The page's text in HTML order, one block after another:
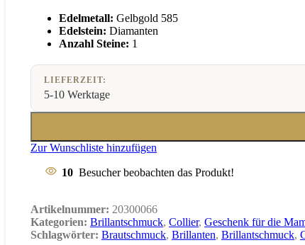
Edelmetall: Gelbgold 585
Edelstein: Diamanten
Anzahl Steine: 1
LIEFERZEIT:
5-10 Werktage
Zur Wunschliste hinzufügen
10 Besucher beobachten das Produkt!
Artikelnummer: 20300066
Kategorien: Brillantschmuck, Collier, Geschenk für die
Schlagwörter: Brautschmuck, Brillanten, Brillantschmuck,